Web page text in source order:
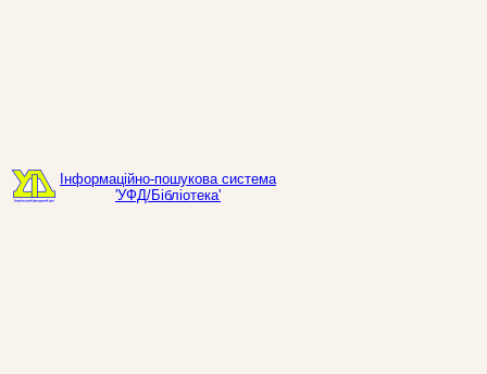
Інформаційно-пошукова система
'УФД/Бібліотека'